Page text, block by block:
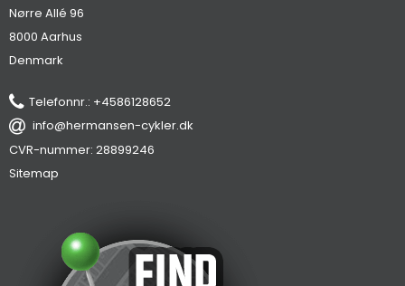
Nørre Allé 96
8000 Aarhus
Denmark
Telefonnr.: +4586128652
info@hermansen-cykler.dk
CVR-nummer: 28899246
Sitemap